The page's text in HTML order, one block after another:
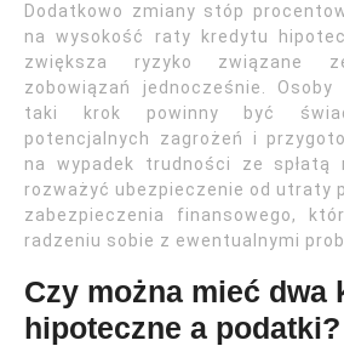
Dodatkowo zmiany stóp
na wysokość raty kredytu
zwiększa ryzyko związane
zobowiązań jednocześnie.
taki krok powinny być
potencjalnych zagrożeń i
na wypadek trudności ze spłatą
rozważyć ubezpieczenie od utraty
zabezpieczenia finansowego,
radzeniu sobie z ewentualnymi
Czy można mieć dwa
hipoteczne a podatki?